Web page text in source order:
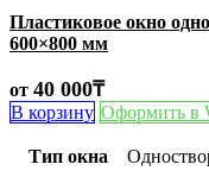
Пластиковое окно
600×800 мм
от 40 000₸
В корзину Оформить в
Тип окна